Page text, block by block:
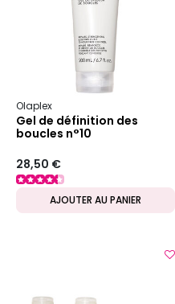
Olaplex
Gel de définition des
boucles n°10
28,50 €
AJOUTER AU PANIER